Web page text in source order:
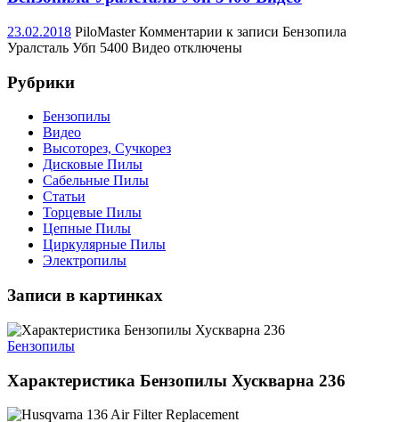
23.02.2018 PiloMaster Комментарии к записи Бензопила
Уралсталь Убп 5400 Видео отключены
Рубрики
Бензопилы
Видео
Высоторез, Сучкорез
Дисковые Пилы
Сабельные Пилы
Статьи
Торцевые Пилы
Цепные Пилы
Циркулярные Пилы
Электропилы
Записи в картинках
Бензопилы
Характеристика Бензопилы Хускварна 236